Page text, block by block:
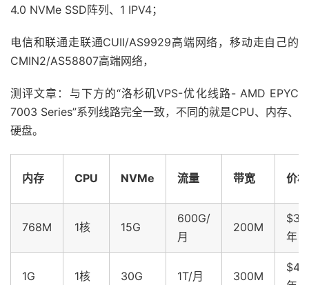
4.0 NVMe SSD阵列、1 IPV4；
电信和联通走联通CUII/AS9929高端网络，移动走自己的
CMIN2/AS58807高端网络，
测评文章：与下方的“洛杉矶VPS-优化线路- AMD EPYC
7003 Series”系列线路完全一致，不同的就是CPU、内存、
硬盘。
内存 CPU NVMe 流量 带宽 价格
768M 1核 15G
600G/
月
200M
年
1G 1核 30G 1T/月 300M